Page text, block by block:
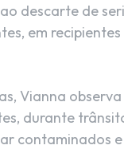
descarte de
em
Vianna
durante
contaminados